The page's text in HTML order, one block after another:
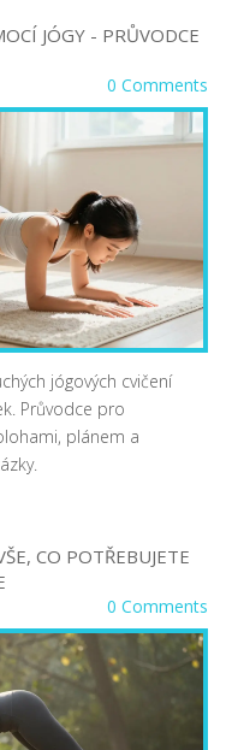
JÓGY - PRŮVODCE
0 Comments
jógových cvičení
Průvodce pro
plánem a
CO POTŘEBUJETE
0 Comments